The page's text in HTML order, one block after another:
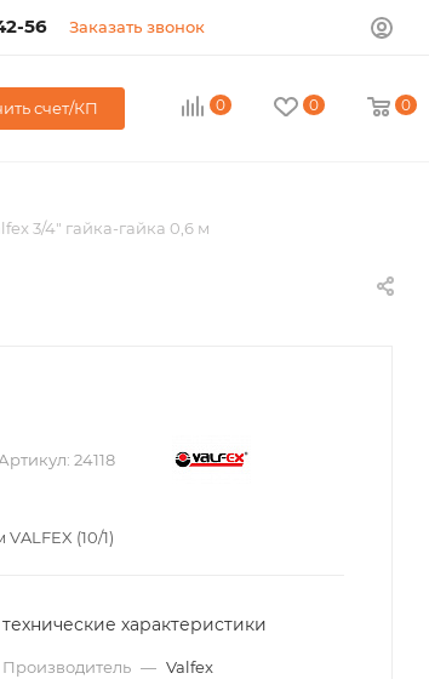
56 Заказать звонок
счет/КП 0 0 0
3/4" гайка-гайка 0,6 м
Артикул: 24118
(10/1)
технические характеристики
Производитель — Valfex